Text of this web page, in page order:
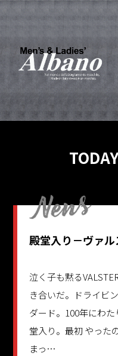
殿堂入り－ヴァル
泣く子も黙る
き合いだ。ドライビ
ダード。100年にわ
堂入り。最初 やった
まっ…